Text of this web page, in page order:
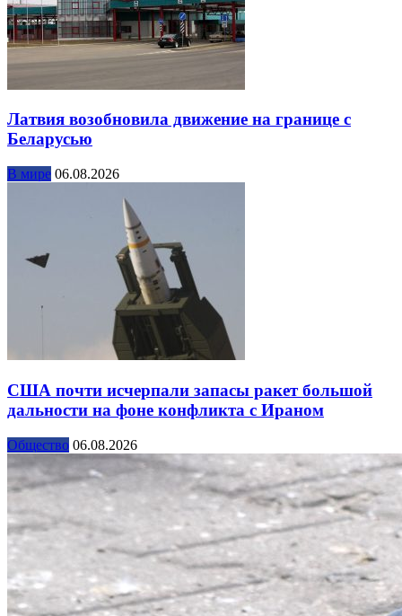
Латвия возобновила движение на границе с
Беларусью
В мире 06.08.2026
США почти исчерпали запасы ракет большой
дальности на фоне конфликта с Ираном
Общество 06.08.2026